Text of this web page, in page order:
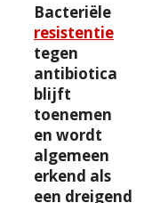
Bacteriële
resistentie
tegen
antibiotica
blijft
toenemen
en wordt
algemeen
erkend als
een dreigend